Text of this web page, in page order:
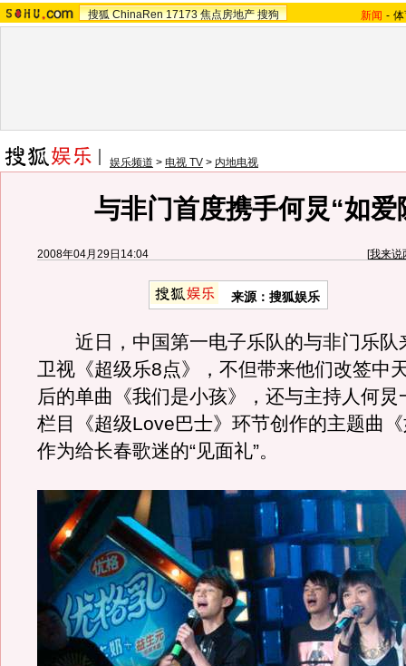
搜狐 ChinaRen 17173 焦点房地产 搜狗 新闻 -
娱乐频道 > 电视 TV > 内地电视
与非门首度携手何炅“如爱
2008年04月29日14:04 [我来说
来源：搜狐娱乐
近日，中国第一电子乐队的与非门乐队
卫视《超级乐8点》，不但带来他们改签中
后的单曲《我们是小孩》，还与主持人何炅
栏目《超级Love巴士》环节创作的主题曲
作为给长春歌迷的“见面礼”。